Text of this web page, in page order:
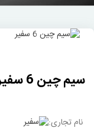
سیم چین 6 سفیر
نام تجاری: